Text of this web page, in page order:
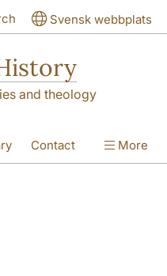
Svensk webbplats
and theology
Contact More